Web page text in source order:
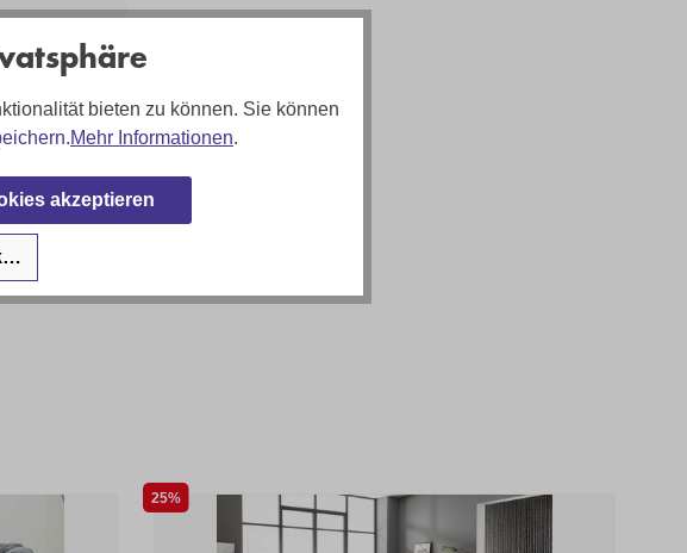
25%
bieten zu können. Sie können
Mehr Informationen.
akzeptieren